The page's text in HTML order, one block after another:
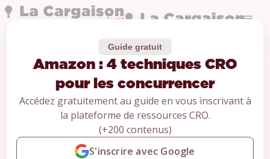
Guide gratuit
Amazon : 4 techniques CRO
pour les concurrencer
Accédez gratuitement au guide en vous inscrivant à
la plateforme de ressources CRO.
(+200 contenus)
S'inscrire avec Google
Guides
Amazon : 4
techniques CRO
pour les